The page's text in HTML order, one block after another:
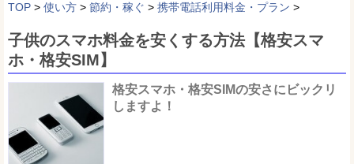
TOP > 使い方 > 節約・稼ぐ > 携帯電話利用料金・プラン >
子供のスマホ料金を安くする方法【格安スマ
ホ・格安SIM】
格安スマホ・格安SIMの安さにビックリ
しますよ！